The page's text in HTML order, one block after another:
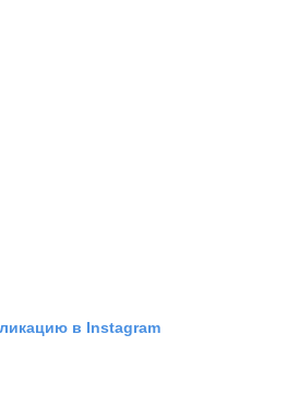
в Instagram